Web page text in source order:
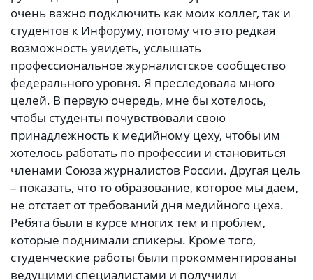
очень важно подключить как моих коллег, так и
студентов к Инфоруму, потому что это редкая
возможность увидеть, услышать
профессиональное журналистское сообщество
федерального уровня. Я преследовала много
целей. В первую очередь, мне бы хотелось,
чтобы студенты почувствовали свою
принадлежность к медийному цеху, чтобы им
хотелось работать по профессии и становиться
членами Союза журналистов России. Другая цель
– показать, что то образование, которое мы даем,
не отстает от требований дня медийного цеха.
Ребята были в курсе многих тем и проблем,
которые поднимали спикеры. Кроме того,
студенческие работы были прокомментированы
ведущими специалистами и получили